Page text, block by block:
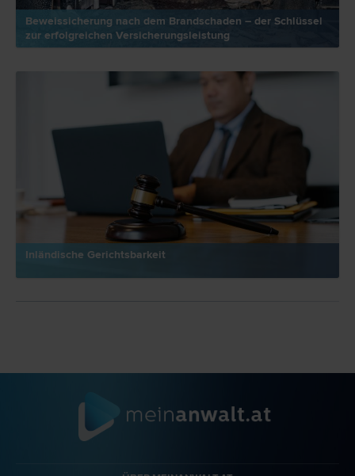
Beweissicherung nach dem Brandschaden – der Schlüssel
zur erfolgreichen Versicherungsleistung
Inländische Gerichtsbarkeit